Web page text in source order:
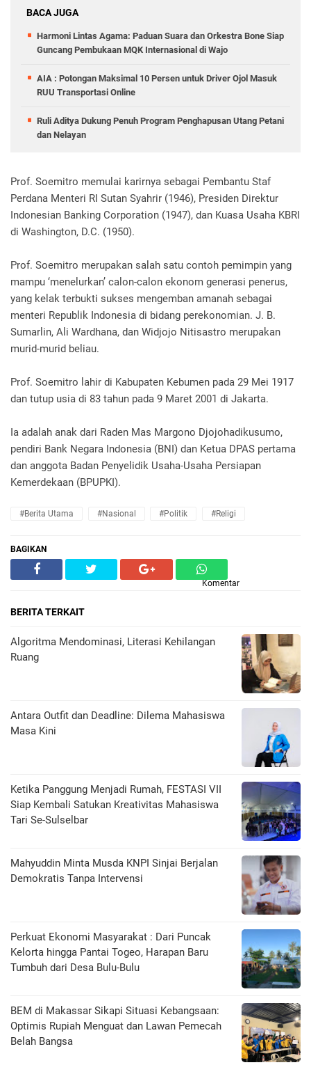
BACA JUGA
Harmoni Lintas Agama: Paduan Suara dan Orkestra Bone Siap
Guncang Pembukaan MQK Internasional di Wajo
AIA : Potongan Maksimal 10 Persen untuk Driver Ojol Masuk
RUU Transportasi Online
Ruli Aditya Dukung Penuh Program Penghapusan Utang Petani
dan Nelayan
Prof. Soemitro memulai karirnya sebagai Pembantu Staf
Perdana Menteri RI Sutan Syahrir (1946), Presiden Direktur
Indonesian Banking Corporation (1947), dan Kuasa Usaha KBRI
di Washington, D.C. (1950).
Prof. Soemitro merupakan salah satu contoh pemimpin yang
mampu ‘menelurkan’ calon-calon ekonom generasi penerus,
yang kelak terbukti sukses mengemban amanah sebagai
menteri Republik Indonesia di bidang perekonomian. J. B.
Sumarlin, Ali Wardhana, dan Widjojo Nitisastro merupakan
murid-murid beliau.
Prof. Soemitro lahir di Kabupaten Kebumen pada 29 Mei 1917
dan tutup usia di 83 tahun pada 9 Maret 2001 di Jakarta.
Ia adalah anak dari Raden Mas Margono Djojohadikusumo,
pendiri Bank Negara Indonesia (BNI) dan Ketua DPAS pertama
dan anggota Badan Penyelidik Usaha-Usaha Persiapan
Kemerdekaan (BPUPKI).
#Berita Utama #Nasional #Politik #Religi
BAGIKAN
Komentar
BERITA TERKAIT
Algoritma Mendominasi, Literasi Kehilangan
Ruang
Antara Outfit dan Deadline: Dilema Mahasiswa
Masa Kini
Ketika Panggung Menjadi Rumah, FESTASI VII
Siap Kembali Satukan Kreativitas Mahasiswa
Tari Se-Sulselbar
Mahyuddin Minta Musda KNPI Sinjai Berjalan
Demokratis Tanpa Intervensi
Perkuat Ekonomi Masyarakat : Dari Puncak
Kelorta hingga Pantai Togeo, Harapan Baru
Tumbuh dari Desa Bulu-Bulu
BEM di Makassar Sikapi Situasi Kebangsaan:
Optimis Rupiah Menguat dan Lawan Pemecah
Belah Bangsa